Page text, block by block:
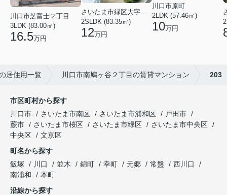
川口市芝富士２丁目
3LDK (83.00㎡)
16.5万円
さいたま市緑区大字三室
2SLDK (83.35㎡)
12万円
川口市原町
2LDK (57.46㎡)
10万円
居住用一覧 川口市南鳩ヶ谷２丁目の賃貸マンション 203
市区町村から探す
川口市
さいたま市南区 さいたま市浦和区
戸田市
蕨市
さいたま市桜区 さいたま市緑区
さいたま市中央区
中央区
文京区
町名から探す
飯塚
川口 並木 錦町 幸町 元郷 常盤
西川口
南浦和
本町
沿線から探す